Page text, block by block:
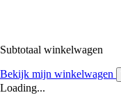
Subtotaal winkelwagen
Bekijk mijn winkelwagen
Loading...